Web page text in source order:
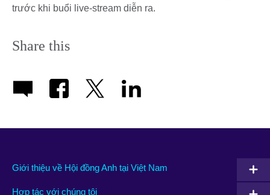
trước khi buổi live-stream diễn ra.
Share this
Giới thiệu về Hội đồng Anh tại Việt Nam
Hợp tác với chúng tôi